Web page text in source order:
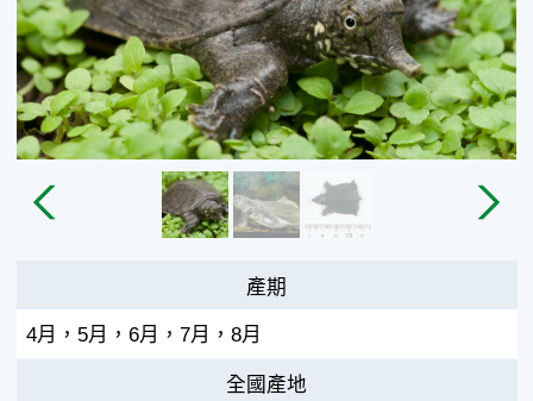
產期
4月，5月，6月，7月，8月
全國產地